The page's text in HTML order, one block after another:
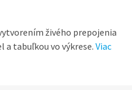
živého prepojenia
a tabuľkou vo výkrese. Viac